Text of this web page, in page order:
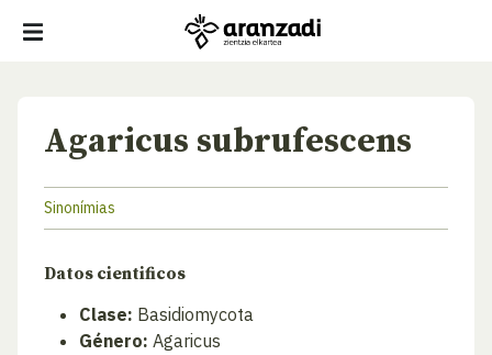
Agaricus subrufescens
Sinonímias
Datos cientificos
Clase: Basidiomycota
Género: Agaricus